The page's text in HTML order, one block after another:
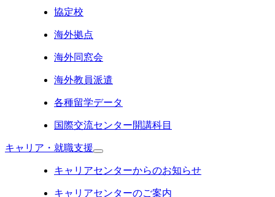
協定校
海外拠点
海外同窓会
海外教員派遣
各種留学データ
国際交流センター開講科目
キャリア・就職支援
キャリアセンターからのお知らせ
キャリアセンターのご案内